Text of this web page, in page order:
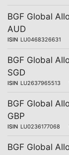
BGF Global
AUD
ISIN LU0468326631
BGF Global
SGD
ISIN LU2637965513
BGF Global
GBP
ISIN LU0236177068
BGF Global